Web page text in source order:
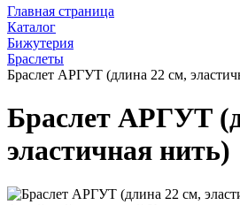
Главная страница
Каталог
Бижутерия
Браслеты
Браслет АРГУТ (длина 22 см,
Браслет АРГУТ
эластичная нить)